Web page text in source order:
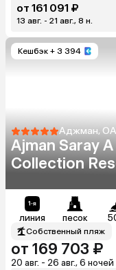
от 161 091 ₽
13 авг. - 21 авг., 8 н.
Кешбэк + 3 394
Аджман,
Ajman Saray
Collection
линия песок
Собственный пляж
от 169 703 ₽
20 авг. - 26 авг., 6 ночей